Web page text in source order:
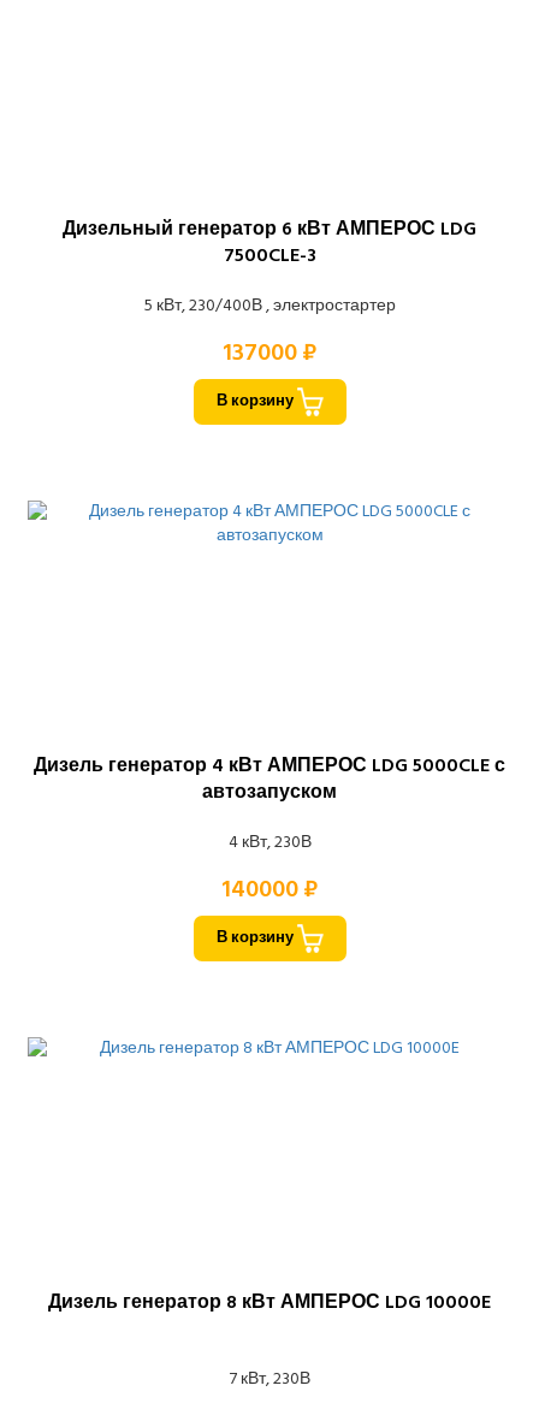
Дизельный генератор 6 кВт АМПЕРОС LDG
7500CLE-3
5 кВт, 230/400В , электростартер
137000 ₽
В корзину
Дизель генератор 4 кВт АМПЕРОС LDG 5000CLE с
автозапуском
4 кВт, 230В
140000 ₽
В корзину
Дизель генератор 8 кВт АМПЕРОС LDG 10000E
7 кВт, 230В